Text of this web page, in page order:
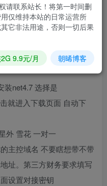
是这个地址要能打开你刚
主机创建成功以后无法修
装net4.7 选择是
就进入下载页面 自动下
外 雪花 一对一
主控域名 不要瞎想带不带
址。第三方财务要求填写
设置对接密钥
请联系站长！将第一时间删
仅维持本站的日常运营所
它非法用途，否则一切后果
9.9元/月 朝晞博客